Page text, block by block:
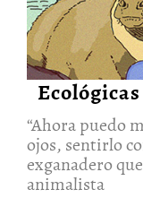
Ecológicas
“Ahora puedo
ojos, sentirlo
exganadero
animalista